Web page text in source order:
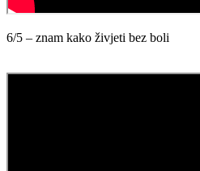
6/5 – znam kako živjeti bez boli